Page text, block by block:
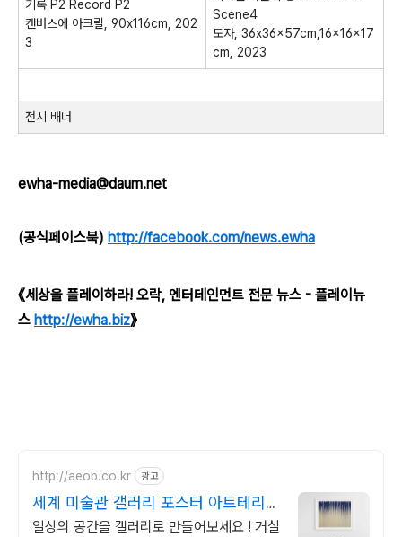
기록 P2 Record P2
캔버스에 아크릴
, 90x116cm, 202
3
Scene4
도자, 36x36x57cm,16x16x17
cm, 2023
전시 배너
ewha-media@daum.net
(공식페이스북) http://facebook.com/news.ewha
《세상을 플레이하라! 오락, 엔터테인먼트 전문 뉴스 - 플레이뉴
스 http://ewha.biz》
http://aeob.co.kr 광고
세계 미술관 갤러리 포스터 아트테리어
잇템 !
일상의 공간을 갤러리로 만들어보세요 ! 거실